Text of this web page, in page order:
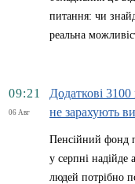
питання: чи
реальна
09:21
06 Авг
Додаткові
не зарахують
Пенсійний фонд
у серпні надійде
людей потрібно